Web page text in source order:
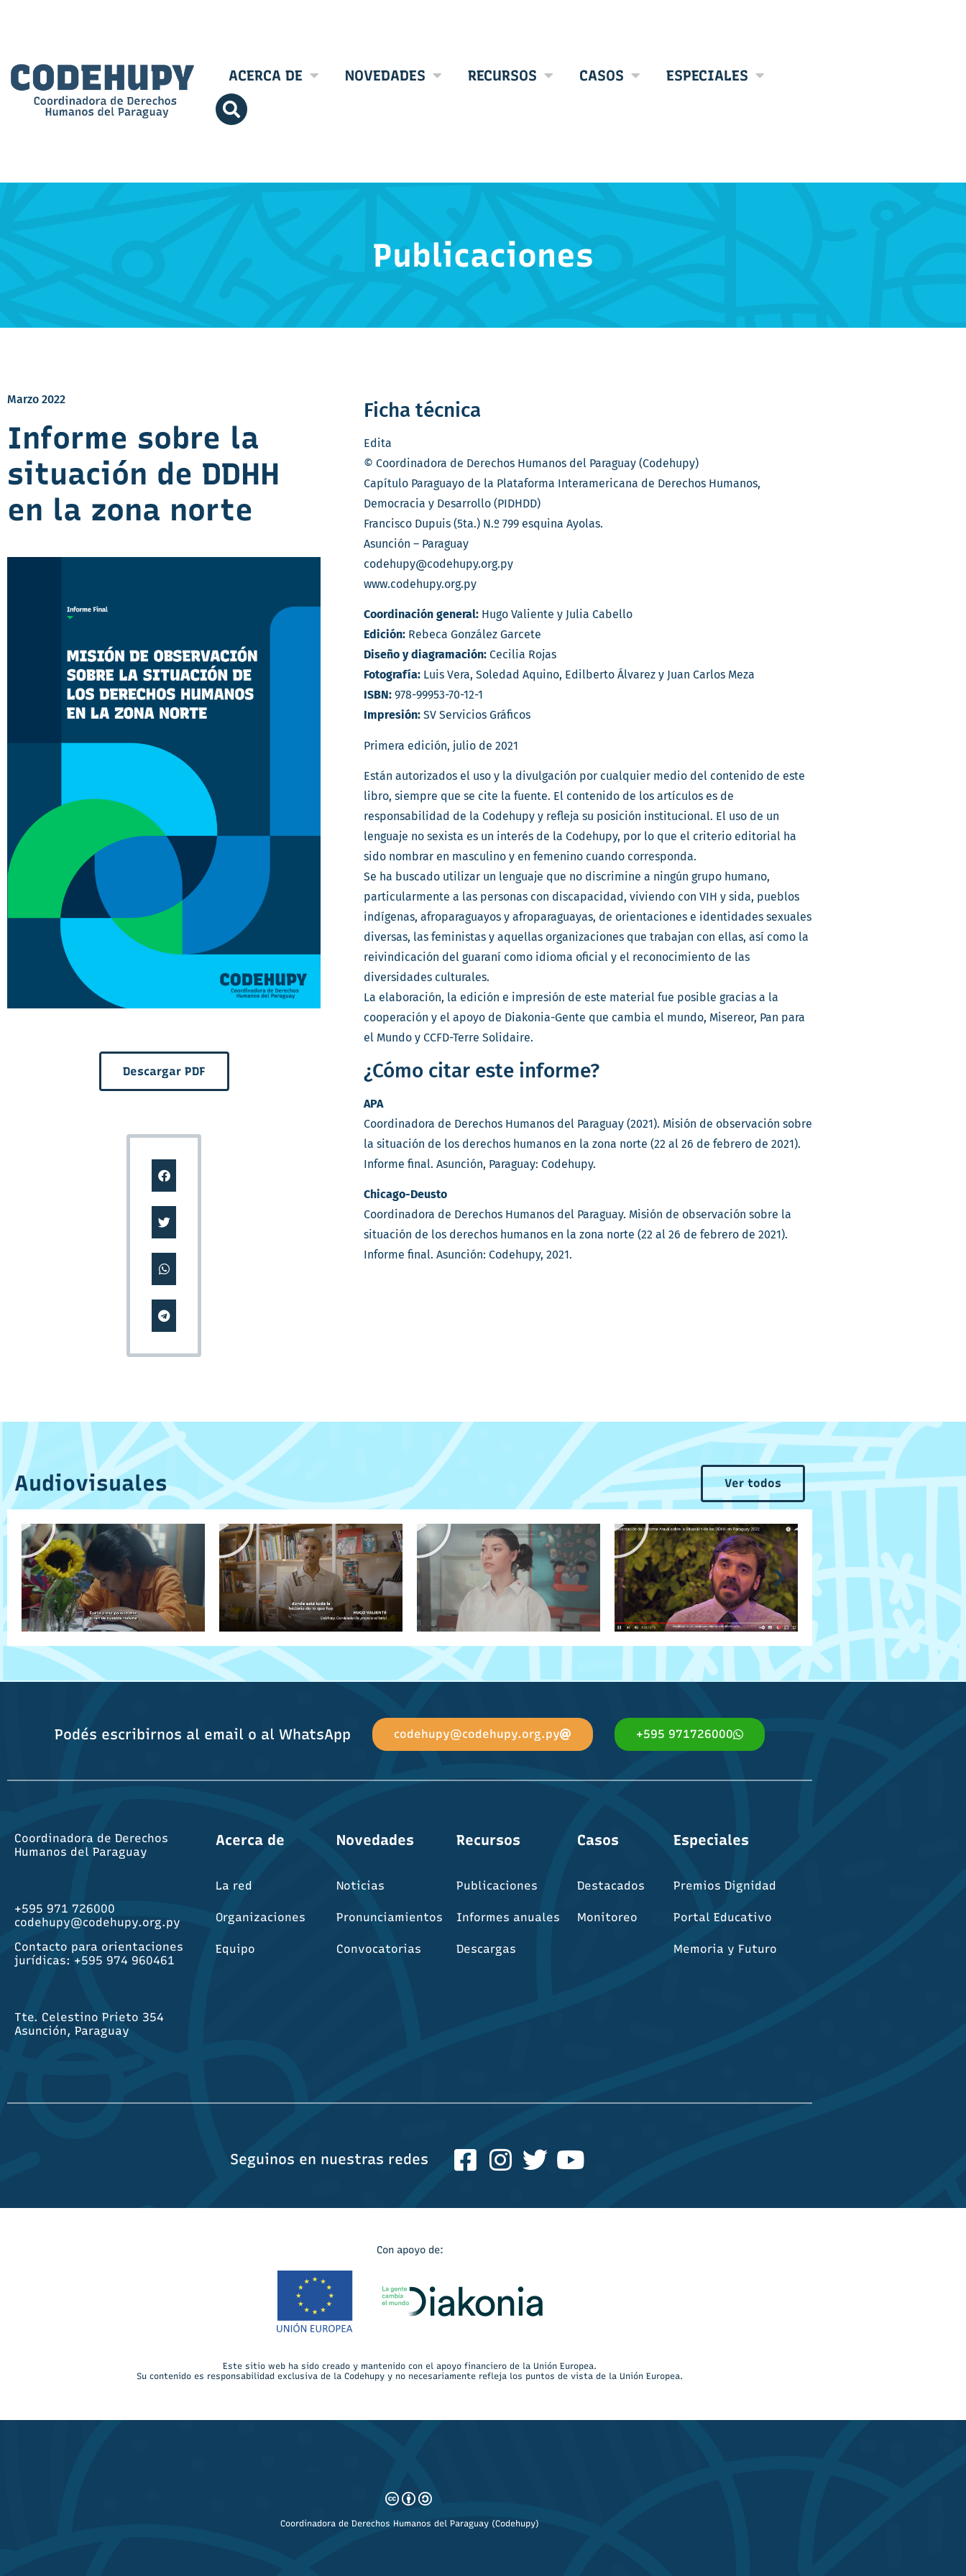
ACERCA DE NOVEDADES RECURSOS CASOS ESPECIALES
Publicaciones
Marzo 2022
Informe sobre la
situación de DDHH
en la zona norte
Descargar PDF
Ficha técnica
Edita
© Coordinadora de Derechos Humanos del Paraguay (Codehupy)
Capítulo Paraguayo de la Plataforma Interamericana de Derechos Humanos,
Democracia y Desarrollo (PIDHDD)
Francisco Dupuis (5ta.) N.º 799 esquina Ayolas.
Asunción – Paraguay
codehupy@codehupy.org.py
www.codehupy.org.py
Coordinación general: Hugo Valiente y Julia Cabello
Edición: Rebeca González Garcete
Diseño y diagramación: Cecilia Rojas
Fotografía: Luis Vera, Soledad Aquino, Edilberto Álvarez y Juan Carlos Meza
ISBN: 978-99953-70-12-1
Impresión: SV Servicios Gráficos
Primera edición, julio de 2021
Están autorizados el uso y la divulgación por cualquier medio del contenido de este
libro, siempre que se cite la fuente. El contenido de los artículos es de
responsabilidad de la Codehupy y refleja su posición institucional. El uso de un
lenguaje no sexista es un interés de la Codehupy, por lo que el criterio editorial ha
sido nombrar en masculino y en femenino cuando corresponda.
Se ha buscado utilizar un lenguaje que no discrimine a ningún grupo humano,
particularmente a las personas con discapacidad, viviendo con VIH y sida, pueblos
indígenas, afroparaguayos y afroparaguayas, de orientaciones e identidades sexuales
diversas, las feministas y aquellas organizaciones que trabajan con ellas, así como la
reivindicación del guaraní como idioma oficial y el reconocimiento de las
diversidades culturales.
La elaboración, la edición e impresión de este material fue posible gracias a la
cooperación y el apoyo de Diakonia-Gente que cambia el mundo, Misereor, Pan para
el Mundo y CCFD-Terre Solidaire.
¿Cómo citar este informe?
APA
Coordinadora de Derechos Humanos del Paraguay (2021). Misión de observación sobre
la situación de los derechos humanos en la zona norte (22 al 26 de febrero de 2021).
Informe final. Asunción, Paraguay: Codehupy.
Chicago-Deusto
Coordinadora de Derechos Humanos del Paraguay. Misión de observación sobre la
situación de los derechos humanos en la zona norte (22 al 26 de febrero de 2021).
Informe final. Asunción: Codehupy, 2021.
Audiovisuales Ver todos
Podés escribirnos al email o al WhatsApp codehupy@codehupy.org.py +595 971726000
Coordinadora de Derechos
Humanos del Paraguay
+595 971 726000
codehupy@codehupy.org.py
Contacto para orientaciones
jurídicas: +595 974 960461
Tte. Celestino Prieto 354
Asunción, Paraguay
Acerca de
La red
Organizaciones
Equipo
Novedades
Noticias
Pronunciamientos
Convocatorias
Recursos
Publicaciones
Informes anuales
Descargas
Casos
Destacados
Monitoreo
Especiales
Premios Dignidad
Portal Educativo
Memoria y Futuro
Seguinos en nuestras redes
Con apoyo de:
Este sitio web ha sido creado y mantenido con el apoyo financiero de la Unión Europea.
Su contenido es responsabilidad exclusiva de la Codehupy y no necesariamente refleja los puntos de vista de la Unión Europea.
Coordinadora de Derechos Humanos del Paraguay (Codehupy)